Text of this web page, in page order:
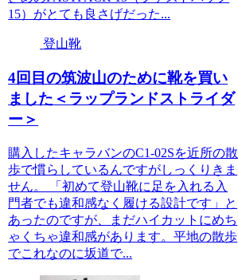
15）がとても良さげだった...
登山靴
4回目の筑波山のために靴を買い
ました＜ラップランドストライダ
ー＞
購入したキャラバンのC1-02Sを近所の散
歩で慣らしているんですがしっくりきま
せん。 「初めて登山靴に足を入れる入
門者でも違和感なく履ける設計です」と
あったのですが、まだハイカットにめち
ゃくちゃ違和感があります。平地の散歩
でこれなのに坂道で...